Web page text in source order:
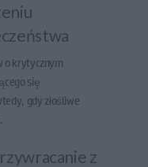
o krytycznym
się
gdy złośliwe
z